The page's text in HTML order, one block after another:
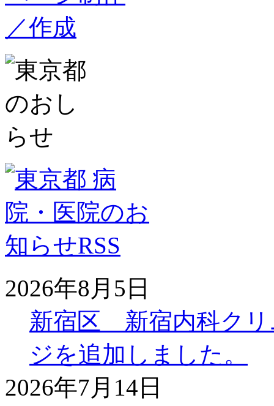
2026年8月5日
新宿区 新宿内科クリ
ジを追加しました。
2026年7月14日